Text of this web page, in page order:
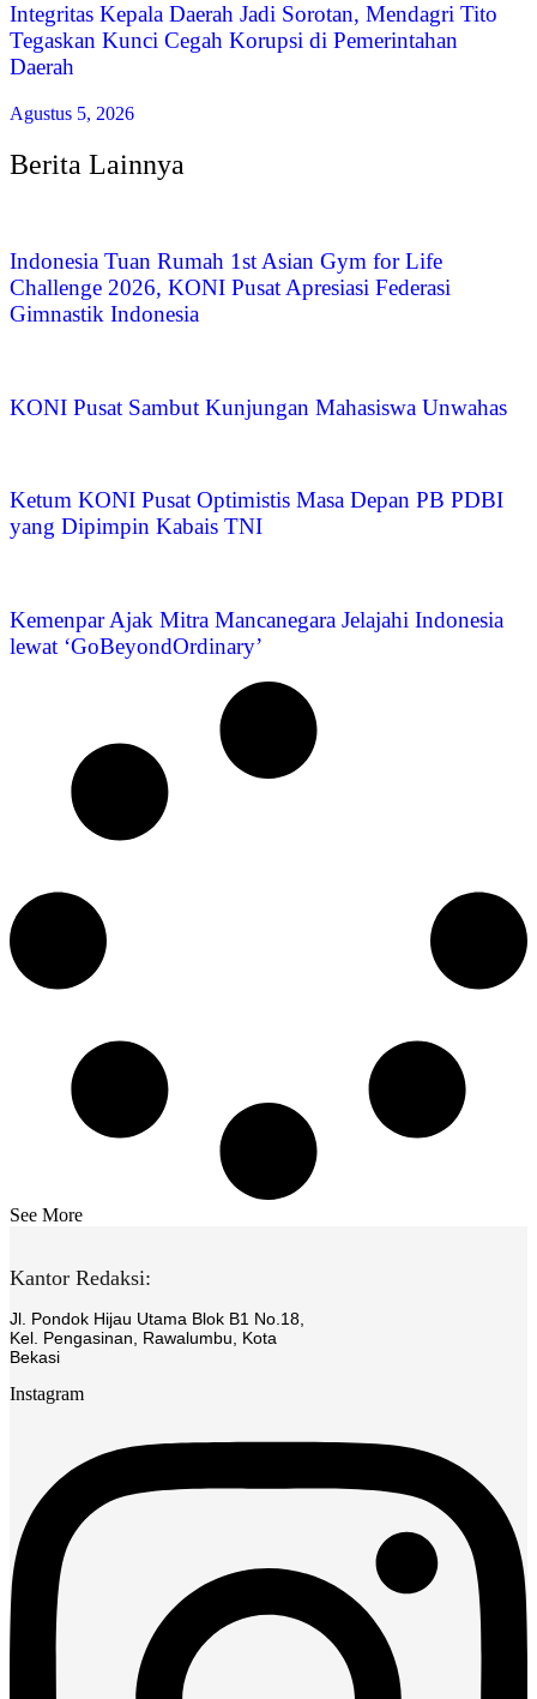
Integritas Kepala Daerah Jadi Sorotan, Mendagri Tito
Tegaskan Kunci Cegah Korupsi di Pemerintahan
Daerah
Agustus 5, 2026
Berita Lainnya
Indonesia Tuan Rumah 1st Asian Gym for Life
Challenge 2026, KONI Pusat Apresiasi Federasi
Gimnastik Indonesia
KONI Pusat Sambut Kunjungan Mahasiswa Unwahas
Ketum KONI Pusat Optimistis Masa Depan PB PDBI
yang Dipimpin Kabais TNI
Kemenpar Ajak Mitra Mancanegara Jelajahi Indonesia
lewat ‘GoBeyondOrdinary’
See More
Kantor Redaksi:
Jl. Pondok Hijau Utama Blok B1 No.18,
Kel. Pengasinan, Rawalumbu, Kota
Bekasi
Instagram